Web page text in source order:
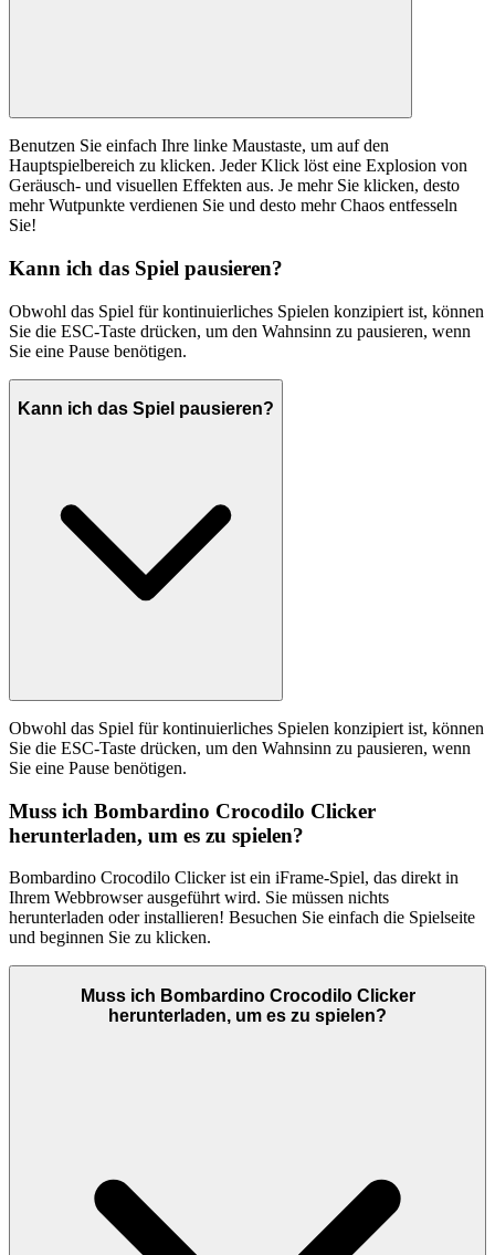
Benutzen Sie einfach Ihre linke Maustaste, um auf den
Hauptspielbereich zu klicken. Jeder Klick löst eine Explosion von
Geräusch- und visuellen Effekten aus. Je mehr Sie klicken, desto
mehr Wutpunkte verdienen Sie und desto mehr Chaos entfesseln
Sie!
Kann ich das Spiel pausieren?
Obwohl das Spiel für kontinuierliches Spielen konzipiert ist, können
Sie die ESC-Taste drücken, um den Wahnsinn zu pausieren, wenn
Sie eine Pause benötigen.
Kann ich das Spiel pausieren?
Obwohl das Spiel für kontinuierliches Spielen konzipiert ist, können
Sie die ESC-Taste drücken, um den Wahnsinn zu pausieren, wenn
Sie eine Pause benötigen.
Muss ich Bombardino Crocodilo Clicker
herunterladen, um es zu spielen?
Bombardino Crocodilo Clicker ist ein iFrame-Spiel, das direkt in
Ihrem Webbrowser ausgeführt wird. Sie müssen nichts
herunterladen oder installieren! Besuchen Sie einfach die Spielseite
und beginnen Sie zu klicken.
Muss ich Bombardino Crocodilo Clicker
herunterladen, um es zu spielen?